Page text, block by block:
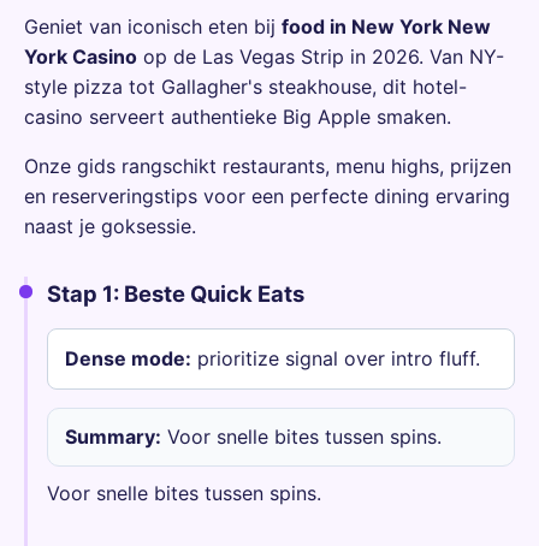
Geniet van iconisch eten bij food in New York New
York Casino op de Las Vegas Strip in 2026. Van NY-
style pizza tot Gallagher's steakhouse, dit hotel-
casino serveert authentieke Big Apple smaken.
Onze gids rangschikt restaurants, menu highs, prijzen
en reserveringstips voor een perfecte dining ervaring
naast je goksessie.
Stap 1: Beste Quick Eats
Dense mode: prioritize signal over intro fluff.
Summary: Voor snelle bites tussen spins.
Voor snelle bites tussen spins.